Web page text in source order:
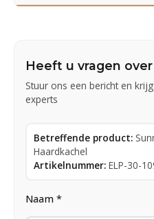
Heeft u vragen
Stuur ons een bericht en
experts
Betreffende product:
Haardkachel
Artikelnummer: ELP-30-
Naam *